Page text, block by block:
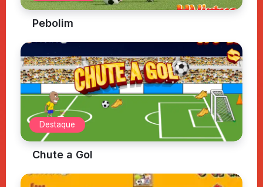
Pebolim
Destaque
Chute a Gol